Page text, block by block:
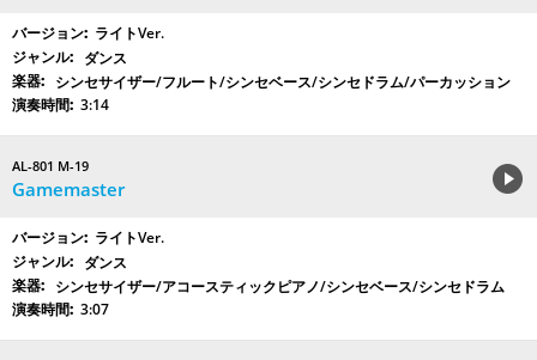
ライトVer.
ダンス
シンセサイザー/フルート/シンセベース/シンセドラム/パーカッション
3:14
AL-801 M-19
Gamemaster
ライトVer.
ダンス
シンセサイザー/アコースティックピアノ/シンセベース/シンセドラム
3:07